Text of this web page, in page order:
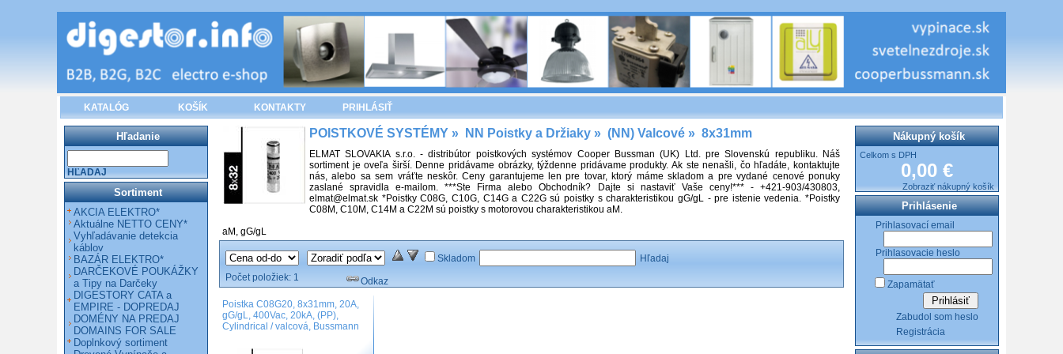
KATALÓG KOŠÍK KONTAKTY PRIHLÁSIŤ
POISTKOVÉ SYSTÉMY » NN Poistky a Držiaky » (NN) Valcové » 8x31mm
ELMAT SLOVAKIA s.r.o. - distribútor poistkových systémov Cooper Bussman (UK) Ltd. pre Slovenskú republiku. Náš
sortiment je oveľa širší. Denne pridávame obrázky, týždenne pridávame produkty. Ak ste nenašli, čo hľadáte, kontaktujte
nás, alebo sa sem vráťte neskôr. Ceny garantujeme len pre tovar, ktorý máme skladom a pre vydané cenové ponuky
zaslané spravidla e-mailom. ***Ste Firma alebo Obchodník? Dajte si nastaviť Vaše ceny!*** - +421-903/430803,
elmat@elmat.sk *Poistky C08G, C10G, C14G a C22G sú poistky s charakteristikou gG/gL - pre istenie vedenia. *Poistky
C08M, C10M, C14M a C22M sú poistky s motorovou charakteristikou aM.
aM , gG/gL
Skladom
Hľadaj
Počet položiek: 1 Odkaz
Poistka C08G20, 8x31mm, 20A,
gG/gL, 400Vac, 20kA, (PP),
Cylindrical / valcová, Bussmann
Hľadanie
HĽADAJ
Sortiment
AKCIA ELEKTRO*
Aktuálne NETTO CENY*
Vyhľadávanie detekcia
káblov
BAZÁR ELEKTRO*
DARČEKOVÉ POUKÁŽKY
a Tipy na Darčeky
DIGESTORY CATA a
EMPIRE - DOPREDAJ
DOMÉNY NA PREDAJ
DOMAINS FOR SALE
Doplnkový sortiment
Nákupný košík
Celkom s DPH
0,00 €
Zobraziť nákupný košík
Prihlásenie
Prihlasovací email
Prihlasovacie heslo
Zapamätať
Zabudol som heslo
Registrácia